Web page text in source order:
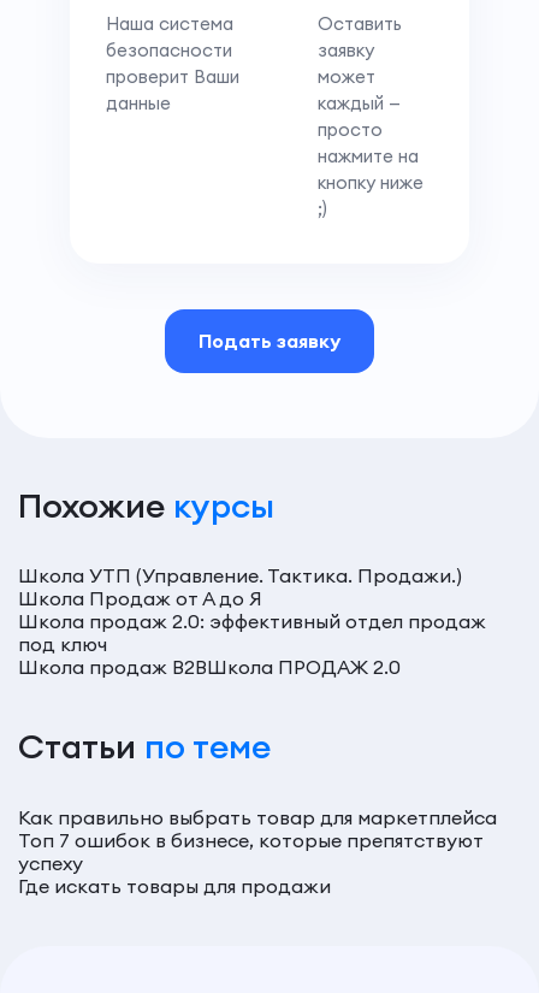
Наша система
безопасности
проверит Ваши
данные
Оставить
заявку
может
каждый —
просто
нажмите на
кнопку ниже
;)
Подать заявку
Похожие курсы
Школа УТП (Управление. Тактика. Продажи.)
Школа Продаж от А до Я
Школа продаж 2.0: эффективный отдел продаж
под ключ
Школа продаж В2ВШкола ПРОДАЖ 2.0
Статьи по теме
Как правильно выбрать товар для маркетплейса
Топ 7 ошибок в бизнесе, которые препятствуют
успеху
Где искать товары для продажи